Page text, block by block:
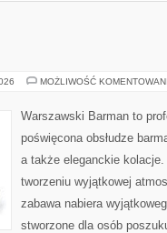
MOŻLIWOŚĆ
Warszawski Barman to
poświęcona obsłudze
a także eleganckie
tworzeniu wyjątkowej
zabawa nabiera
stworzone dla osób